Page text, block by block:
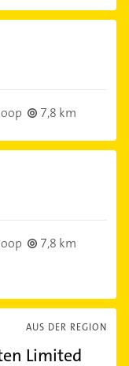
7,8 km
7,8 km
AUS DER REGION
Limited